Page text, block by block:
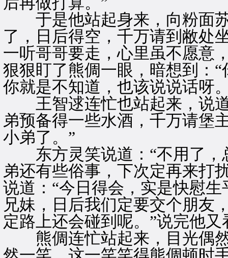
于是他站起身来，向粉面苏
了，日后得空，千万请到敝处
一听哥哥要走，心里虽不愿意
狠狠盯了熊倜一眼，暗想到：
你就是不知道，也该说说话呀
王智逑连忙也站起来，说道
弟预备得一些水酒，千万请堡
小弟了。”
东方灵笑说道：“不用了，
弟还有些俗事，下次定再来打
说道：“今日得会，实是快慰
兄妹，日后我们定要交个朋友
定路上还会碰到呢。”说完他
熊倜连忙站起来，目光偶然